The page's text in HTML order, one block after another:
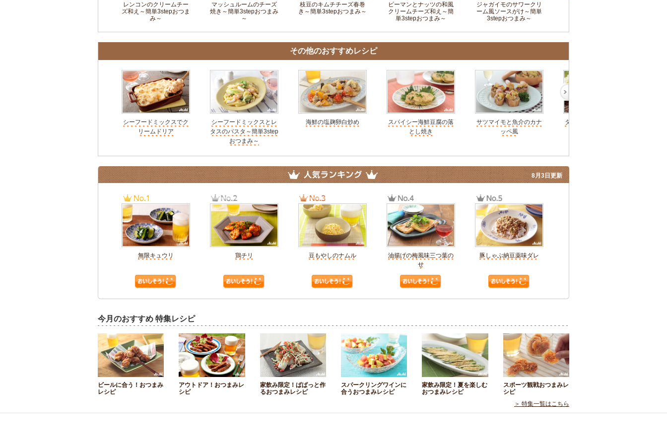
レンコンのクリームチー
ズ和え～簡単3stepおつま
み～
マッシュルームのチーズ
焼き～簡単3stepおつまみ
～
枝豆のキムチチーズ春巻
き～簡単3stepおつまみ～
ピーマンとナッツの和風
クリームチーズ和え～簡
単3stepおつまみ～
ジャガイモのサワークリ
ーム風ソースがけ～簡単
3stepおつまみ～
その他のおすすめレシピ
シーフードミックスでク
リームドリア
シーフードミックスとレ
タスのパスタ～簡単3step
おつまみ～
海鮮の塩麹卵白炒め
スパイシー海鮮豆腐の落
とし焼き
サツマイモと魚介のカナ
ッペ風
タイ風つけカレーうどん
無限キュウリ 鶏チリ 豆もやしのナムル
油揚げの梅風味三つ葉の
せ
豚しゃぶ納豆薬味ダレ
8月3日更新
今月のおすすめ 特集レシピ
ビールに合う！おつまみ
レシピ
アウトドア！おつまみレ
シピ
家飲み限定！ぱぱっと作
るおつまみレシピ
スパークリングワインに
合うおつまみレシピ
家飲み限定！夏を楽しむ
おつまみレシピ
スポーツ観戦おつまみレ
シピ
＞ 特集一覧はこちら